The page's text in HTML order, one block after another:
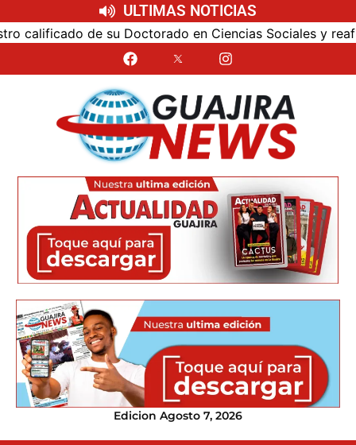
ULTIMAS NOTICIAS
de su Doctorado en Ciencias Sociales y
Edicion Agosto 7, 2026